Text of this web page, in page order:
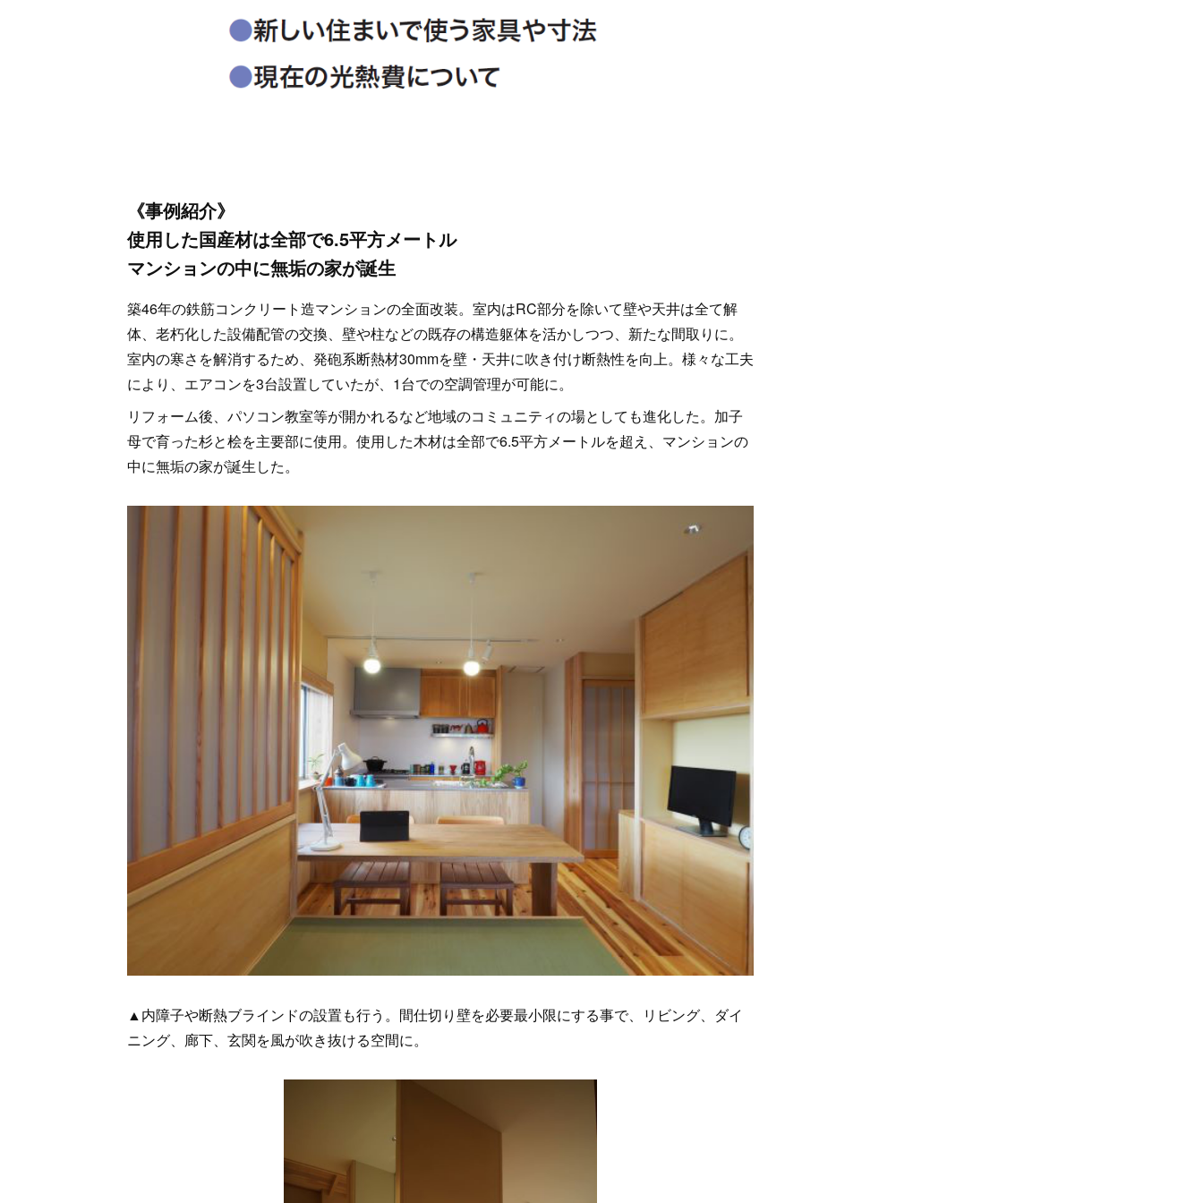
《事例紹介》
使用した国産材は全部で6.5平方メートル
マンションの中に無垢の家が誕生
築46年の鉄筋コンクリート造マンションの全面改装。室内はRC部分を除いて壁や天井は全て解
体、老朽化した設備配管の交換、壁や柱などの既存の構造躯体を活かしつつ、新たな間取りに。
室内の寒さを解消するため、発砲系断熱材30mmを壁・天井に吹き付け断熱性を向上。様々な工夫
により、エアコンを3台設置していたが、1台での空調管理が可能に。
リフォーム後、パソコン教室等が開かれるなど地域のコミュニティの場としても進化した。加子
母で育った杉と桧を主要部に使用。使用した木材は全部で6.5平方メートルを超え、マンションの
中に無垢の家が誕生した。
▲内障子や断熱ブラインドの設置も行う。間仕切り壁を必要最小限にする事で、リビング、ダイ
ニング、廊下、玄関を風が吹き抜ける空間に。